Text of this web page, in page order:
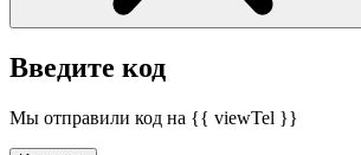
Введите код
Мы отправили код на {{ viewTel }}